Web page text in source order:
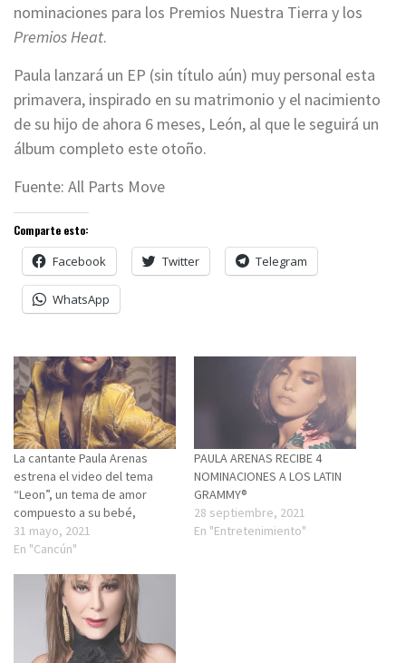
nominaciones para los Premios Nuestra Tierra y los
Premios Heat.
Paula lanzará un EP (sin título aún) muy personal esta
primavera, inspirado en su matrimonio y el nacimiento
de su hijo de ahora 6 meses, León, al que le seguirá un
álbum completo este otoño.
Fuente: All Parts Move
Comparte esto:
Facebook Twitter Telegram
WhatsApp
La cantante Paula Arenas
estrena el video del tema
“Leon”, un tema de amor
compuesto a su bebé,
31 mayo, 2021
En "Cancún"
PAULA ARENAS RECIBE 4
NOMINACIONES A LOS LATIN
GRAMMY®
28 septiembre, 2021
En "Entretenimiento"